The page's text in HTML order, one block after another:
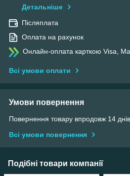
Детальніше
Післяплата
Оплата на рахунок
Онлайн-оплата карткою Visa,
Всі умови оплати
Умови повернення
Повернення товару впродовж 14
Всі умови повернення
Подібні товари компанії